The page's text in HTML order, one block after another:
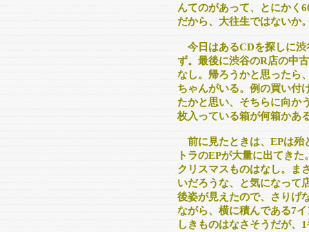
んてのがあって、とにかく
だから、大往生ではないか
今日はあるCDを探しに渋
ず。最後に渋谷のR店の中
なし。帰ろうかと思ったら
ちゃんがいる。例の買い付
たかと思い、そちらに向か
枚入っている箱が何箱かあ
前に見たときは、EPは殆
トラのEPが大量に出てき
クリスマスものはなし。ま
いだろうな、と気になって
後姿が見えたので、さりげ
ながら、横に積んである7
しきものはなさそうだが、